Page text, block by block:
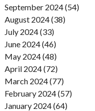
September 2024 (54)
August 2024 (38)
July 2024 (33)
June 2024 (46)
May 2024 (48)
April 2024 (72)
March 2024 (77)
February 2024 (57)
January 2024 (64)